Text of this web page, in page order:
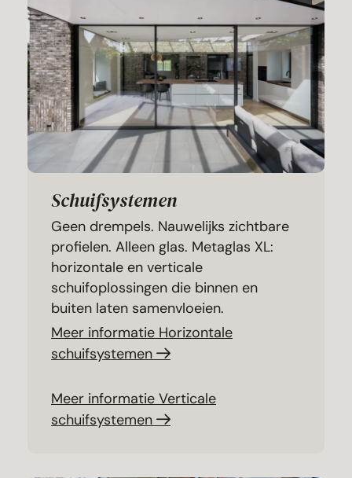
Schuifsystemen
Geen drempels. Nauwelijks zichtbare
profielen. Alleen glas. Metaglas XL:
horizontale en verticale
schuifoplossingen die binnen en
buiten laten samenvloeien.
Meer informatie Horizontale
schuifsystemen
Meer informatie Verticale
schuifsystemen